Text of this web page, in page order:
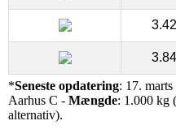
*Seneste opdatering: 17.
Aarhus C - Mængde: 1.000 kg
alternativ).